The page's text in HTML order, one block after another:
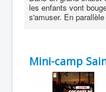
les enfants vont
s'amuser. En
Mini-camp